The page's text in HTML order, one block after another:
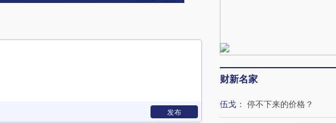
发布
财新名家
伍戈 ： 停不下来的价格？